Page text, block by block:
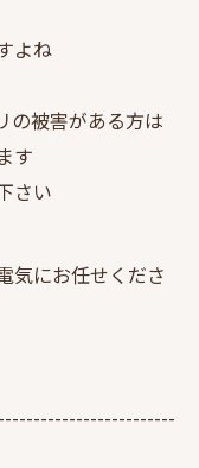
よね
の被害がある方は
す
さい
気にお任せくださ